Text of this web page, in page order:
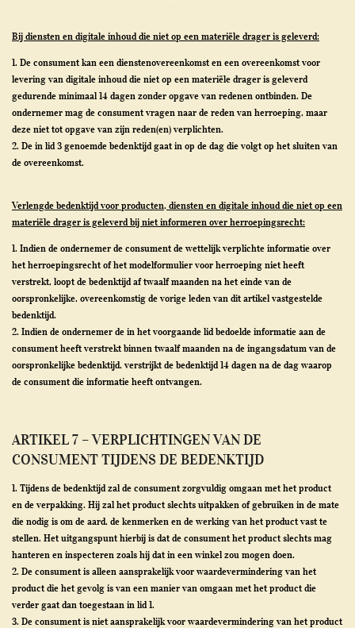
Bij diensten en digitale inhoud die niet op een materiële drager is geleverd:
1. De consument kan een dienstenovereenkomst en een overeenkomst voor
levering van digitale inhoud die niet op een materiële drager is geleverd
gedurende minimaal 14 dagen zonder opgave van redenen ontbinden. De
ondernemer mag de consument vragen naar de reden van herroeping, maar
deze niet tot opgave van zijn reden(en) verplichten.
2. De in lid 3 genoemde bedenktijd gaat in op de dag die volgt op het sluiten van
de overeenkomst.
Verlengde bedenktijd voor producten, diensten en digitale inhoud die niet op een
materiële drager is geleverd bij niet informeren over herroepingsrecht:
1. Indien de ondernemer de consument de wettelijk verplichte informatie over
het herroepingsrecht of het modelformulier voor herroeping niet heeft
verstrekt, loopt de bedenktijd af twaalf maanden na het einde van de
oorspronkelijke, overeenkomstig de vorige leden van dit artikel vastgestelde
bedenktijd.
2. Indien de ondernemer de in het voorgaande lid bedoelde informatie aan de
consument heeft verstrekt binnen twaalf maanden na de ingangsdatum van de
oorspronkelijke bedenktijd, verstrijkt de bedenktijd 14 dagen na de dag waarop
de consument die informatie heeft ontvangen.
ARTIKEL 7 – VERPLICHTINGEN VAN DE
CONSUMENT TIJDENS DE BEDENKTIJD
1. Tijdens de bedenktijd zal de consument zorgvuldig omgaan met het product
en de verpakking. Hij zal het product slechts uitpakken of gebruiken in de mate
die nodig is om de aard, de kenmerken en de werking van het product vast te
stellen. Het uitgangspunt hierbij is dat de consument het product slechts mag
hanteren en inspecteren zoals hij dat in een winkel zou mogen doen.
2. De consument is alleen aansprakelijk voor waardevermindering van het
product die het gevolg is van een manier van omgaan met het product die
verder gaat dan toegestaan in lid 1.
3. De consument is niet aansprakelijk voor waardevermindering van het product